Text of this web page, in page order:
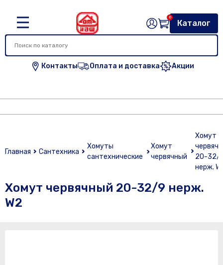
Контакты Оплата и доставка Акции
Каталог
0
Главная Сантехника
Хомуты
сантехнические
Хомут
червячный
Хомут
20-32/
нерж.
Хомут червячный 20-32/9 нерж.
W2